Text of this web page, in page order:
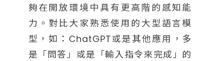
夠在開放環境中具有更高階的感知能
力。對比大家熟悉使用的大型語言模
型，如：ChatGPT或是其他應用，多
是「問答」或是「輸入指令來完成」的